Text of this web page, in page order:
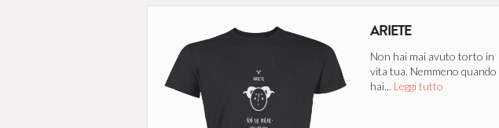
ARIETE
Non hai mai avuto torto in
vita tua. Nemmeno quando
hai... Leggi tutto